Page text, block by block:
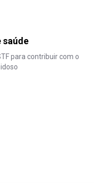
saúde
para contribuir com o